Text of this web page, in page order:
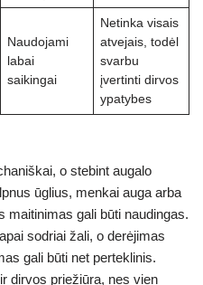
Naudojami
labai
saikingai
Netinka visais
atvejais, todėl
svarbu
įvertinti dirvos
ypatybes
o stebint augalo
ūglius, menkai auga arba
maitinimas gali būti naudingas.
sodriai žali, o derėjimas
gali būti net perteklinis.
dirvos priežiūra, nes vien